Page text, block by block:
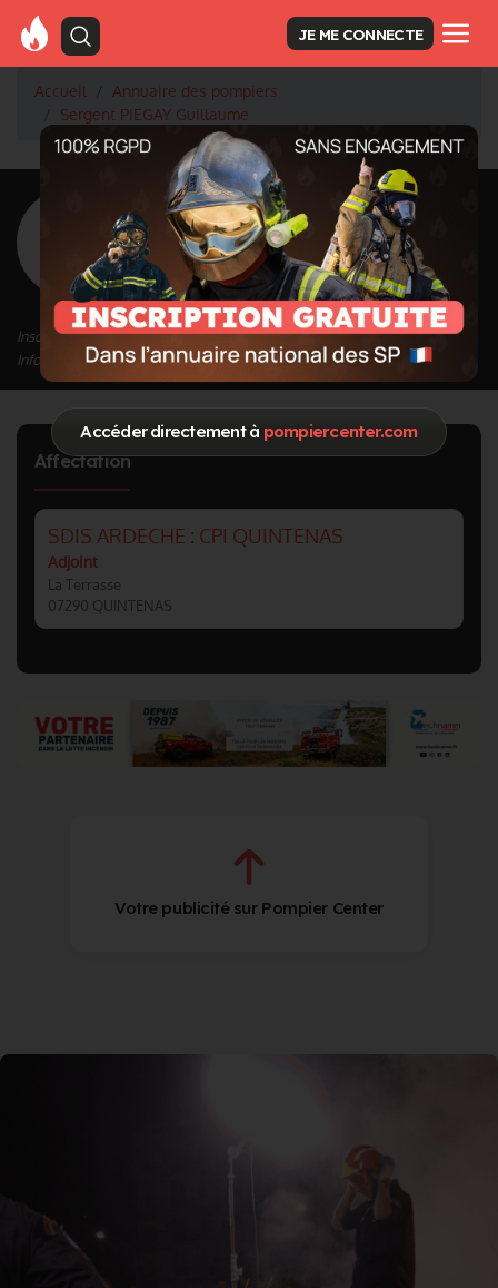
Accéder directement à pompiercenter.com
JE ME CONNECTE
Accueil
Annuaire des pompiers
Sergent PIEGAY Guillaume
<Retour à la liste des pompiers
PIEGAY
Guillaume
Grade : Sergent
Inscrit depuis le 11/09/2020 à 17:43
Informations mises à jour le 04/01/2023 à 12:09
Affectation
SDIS ARDECHE : CPI QUINTENAS
Adjoint
La Terrasse
07290 QUINTENAS
Votre publicité sur Pompier Center